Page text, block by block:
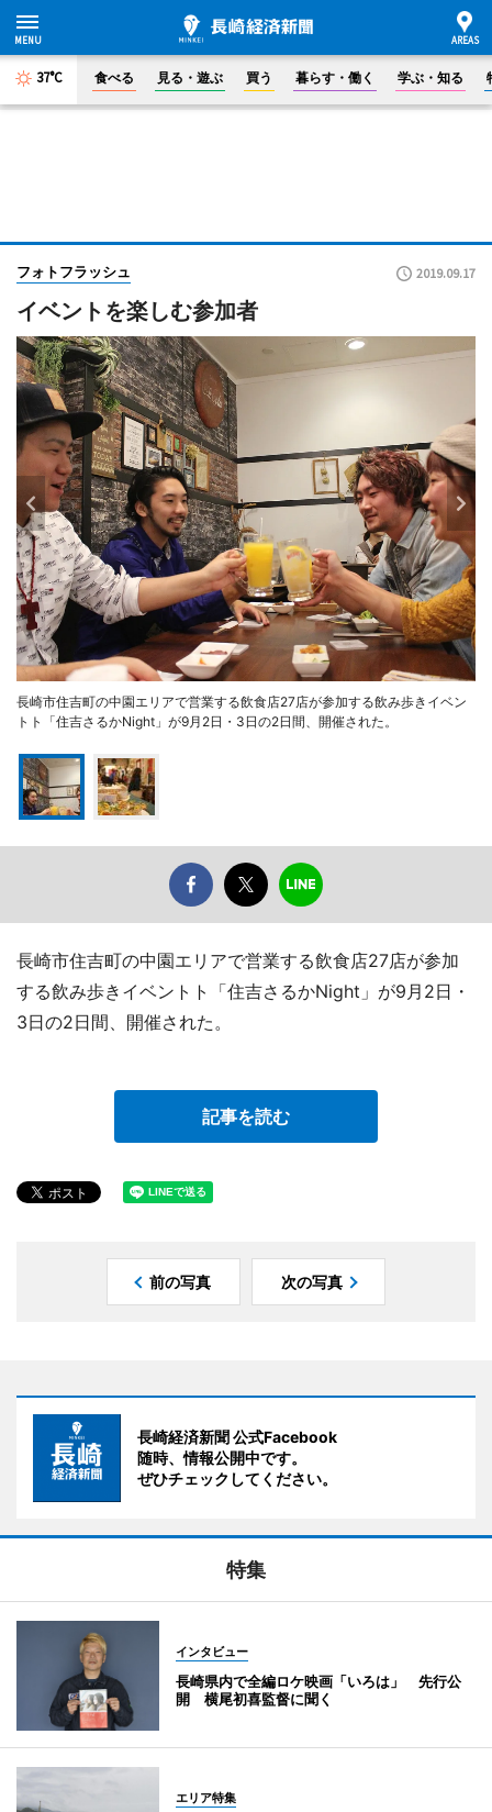
37°C 食べる 見る・遊ぶ 買う 暮らす・働く 学ぶ・知る
フォトフラッシュ 2019.09.17
イベントを楽しむ参加者
長崎市住吉町の中園エリアで営業する飲食店27店が参加する飲み歩きイベン
トト「住吉さるかNight」が9月2日・3日の2日間、開催された。
長崎市住吉町の中園エリアで営業する飲食店27店が参加
する飲み歩きイベントト「住吉さるかNight」が9月2日・
3日の2日間、開催された。
記事を読む
前の写真 次の写真
長崎経済新聞 公式Facebook
随時、情報公開中です。
ぜひチェックしてください。
特集
インタビュー
長崎県内で全編ロケ映画「いろは」 先行公
開 横尾初喜監督に聞く
エリア特集